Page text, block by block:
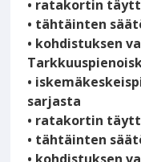
• ratakortin
• tähtäinten
• kohdistuksen
•
sarjasta
• ratakortin
• tähtäinten